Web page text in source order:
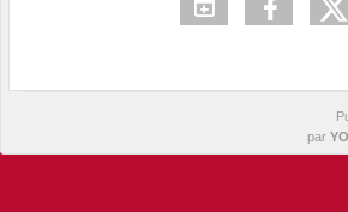
par